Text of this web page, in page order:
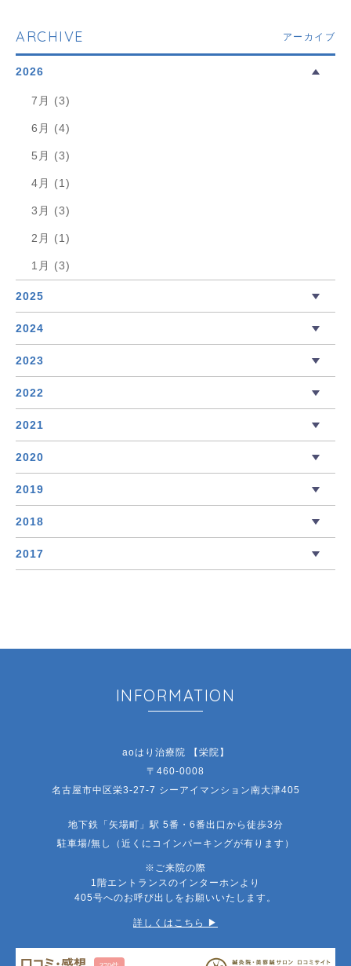
ARCHIVE アーカイブ
2026
7月 (3)
6月 (4)
5月 (3)
4月 (1)
3月 (3)
2月 (1)
1月 (3)
2025
2024
2023
2022
2021
2020
2019
2018
2017
INFORMATION
aoはり治療院 【栄院】
〒460-0008
名古屋市中区栄3-27-7 シーアイマンション南大津405
地下鉄「矢場町」駅 5番・6番出口から徒歩3分
駐車場/無し（近くにコインパーキングが有ります）
※ご来院の際
1階エントランスのインターホンより
405号へのお呼び出しをお願いいたします。
詳しくはこちら ▶︎